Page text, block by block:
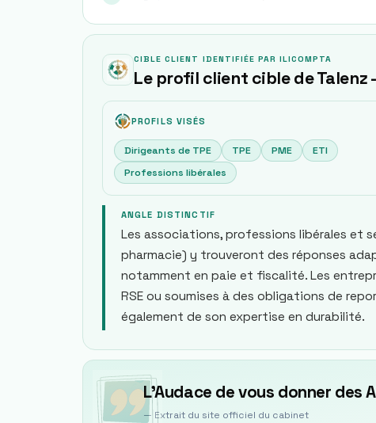
CIBLE CLIENT IDENTIFIÉE PAR ILICOMPTA
Le profil client cible de Talenz -
PROFILS VISÉS
Dirigeants de TPE TPE PME
ETI
Professions libérales
ANGLE DISTINCTIF
Les associations, professions libérales et
pharmacie) y trouveront des réponses
notamment en paie et fiscalité. Les
RSE ou soumises à des obligations de
également de son expertise en durabilité.
L’Audace de vous donner des
— Extrait du site officiel du cabinet